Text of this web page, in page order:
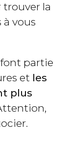
la
vous
partie
et les
plus